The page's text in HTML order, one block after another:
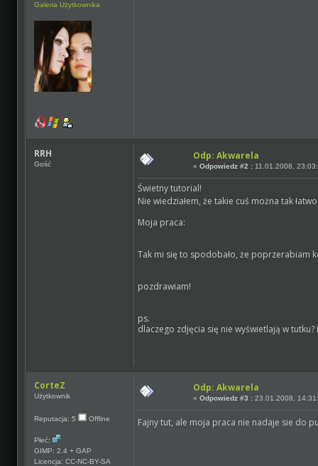
Galeria Użytkownika
RRH
Gość
Odp: Akwarela
«Odpowiedz #2 : 11.01.2008,
Świetny tutorial!
Nie wiedziałem, że takie cuś można tak
Moja praca:
Tak mi się to spodobało, że poprzerabiam
pozdrawiam!
ps.
dlaczego zdjęcia się nie wyświetlają w
CorteZ
Użytkownik
Reputacja: 5 Offline
Płeć:
GIMP: 2.4 + GAP
Licencja: CC-NC-BY-SA
Odp: Akwarela
«Odpowiedz #3 : 23.01.2008,
Fajny tut, ale moja praca nie nadaje sie do